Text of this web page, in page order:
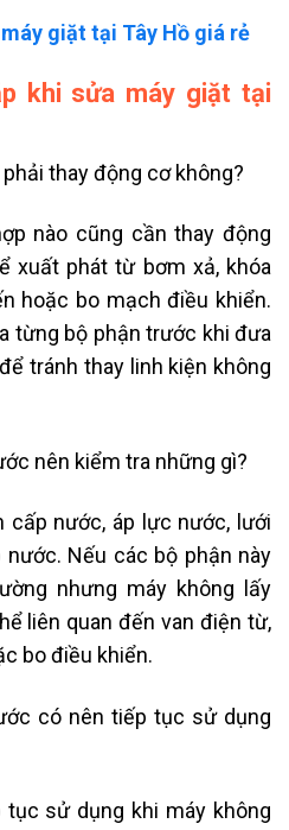
giặt tại Tây Hồ giá rẻ
khi sửa máy giặt tại
thay động cơ không?
nào cũng cần thay động
xuất phát từ bơm xả, khóa
hoặc bo mạch điều khiển.
từng bộ phận trước khi đưa
tránh thay linh kiện không
nên kiểm tra những gì?
cấp nước, áp lực nước, lưới
Nếu các bộ phận này
nhưng máy không lấy
liên quan đến van điện từ,
bo điều khiển.
có nên tiếp tục sử dụng
sử dụng khi máy không